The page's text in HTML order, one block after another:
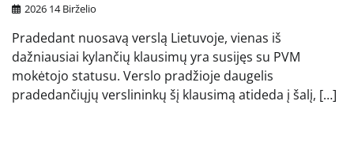
2026 14 Birželio
Pradedant nuosavą verslą Lietuvoje, vienas iš
dažniausiai kylančių klausimų yra susijęs su PVM
mokėtojo statusu. Verslo pradžioje daugelis
pradedančiųjų verslininkų šį klausimą atideda į šalį, […]